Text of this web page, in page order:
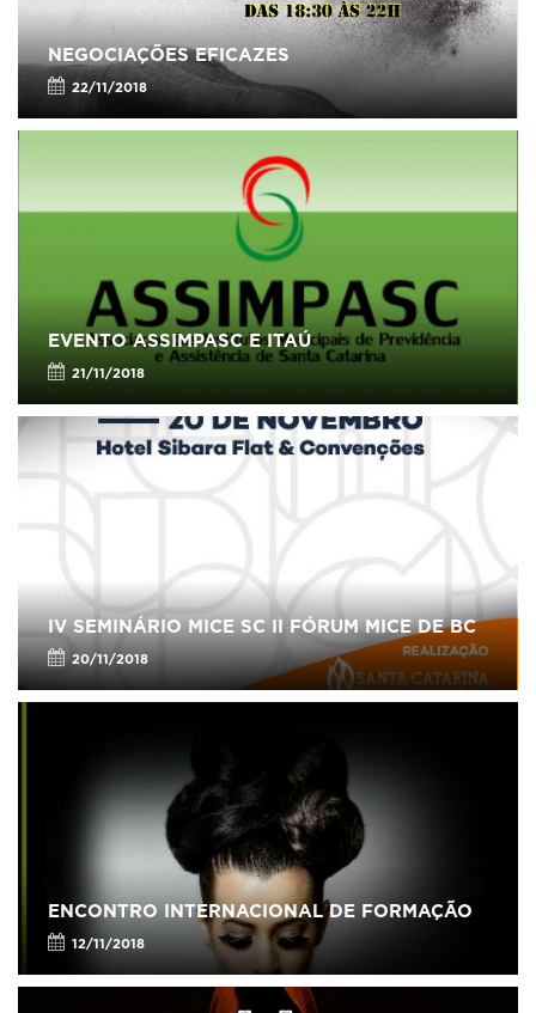
NEGOCIAÇÕES EFICAZES
22/11/2018
EVENTO ASSIMPASC E ITAÚ
21/11/2018
IV SEMINÁRIO MICE SC II FÓRUM MICE DE BC
20/11/2018
ENCONTRO INTERNACIONAL DE FORMAÇÃO
12/11/2018